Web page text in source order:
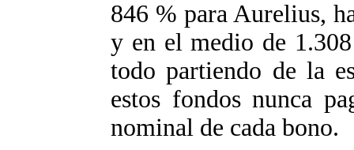
846 % para Aurelius,
y en el medio de
todo partiendo de la
estos fondos nunca
nominal de cada bono.